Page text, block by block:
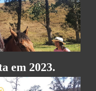
em 2023.